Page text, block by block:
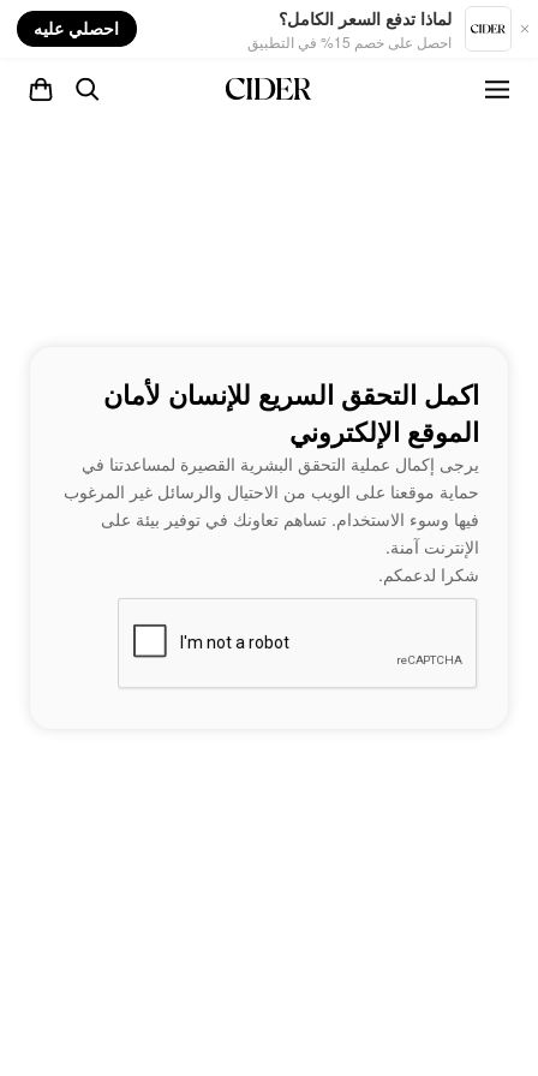
لماذا تدفع السعر الكامل؟
احصل على خصم 15% في التطبيق
احصلي عليه
اكمل التحقق السريع للإنسان لأمان
الموقع الإلكتروني
يرجى إكمال عملية التحقق البشرية القصيرة لمساعدتنا في
حماية موقعنا على الويب من الاحتيال والرسائل غير المرغوب
فيها وسوء الاستخدام. تساهم تعاونك في توفير بيئة على
الإنترنت آمنة.
شكرا لدعمكم.